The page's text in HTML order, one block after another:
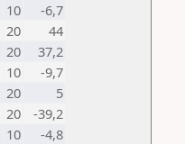
10
-6,7
20
44
20
37,2
10
-9,7
20
5
20
-39,2
10
-4,8